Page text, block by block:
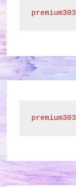
premium303
premium303